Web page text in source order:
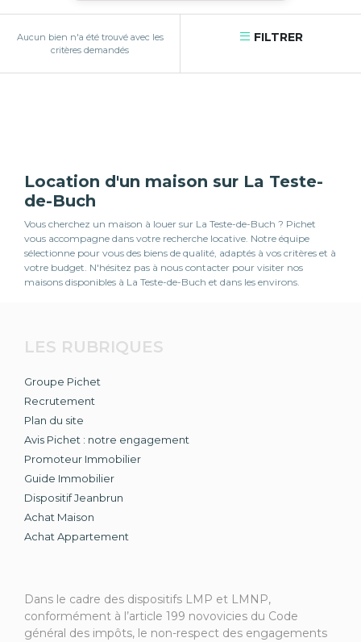
Aucun bien n'a été trouvé avec les
critères demandés
FILTRER
Location d'un maison sur La Teste-
de-Buch
Vous cherchez un maison à louer sur La Teste-de-Buch ? Pichet
vous accompagne dans votre recherche locative. Notre équipe
sélectionne pour vous des biens de qualité, adaptés à vos critères et à
votre budget. N'hésitez pas à nous contacter pour visiter nos
maisons disponibles à La Teste-de-Buch et dans les environs.
LES RUBRIQUES
Groupe Pichet
Recrutement
Plan du site
Avis Pichet : notre engagement
Promoteur Immobilier
Guide Immobilier
Dispositif Jeanbrun
Achat Maison
Achat Appartement
Dans le cadre des dispositifs LMP et LMNP,
conformément à l’article 199 novovicies du Code
général des impôts, le non-respect des engagements